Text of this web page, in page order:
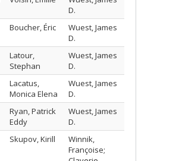
D.
Boucher, Éric
Wuest, James
D.
Latour,
Stephan
Wuest, James
D.
Lacatus,
Monica Elena
Wuest, James
D.
Ryan, Patrick
Eddy
Wuest, James
D.
Skupov, Kirill
Winnik,
Françoise;